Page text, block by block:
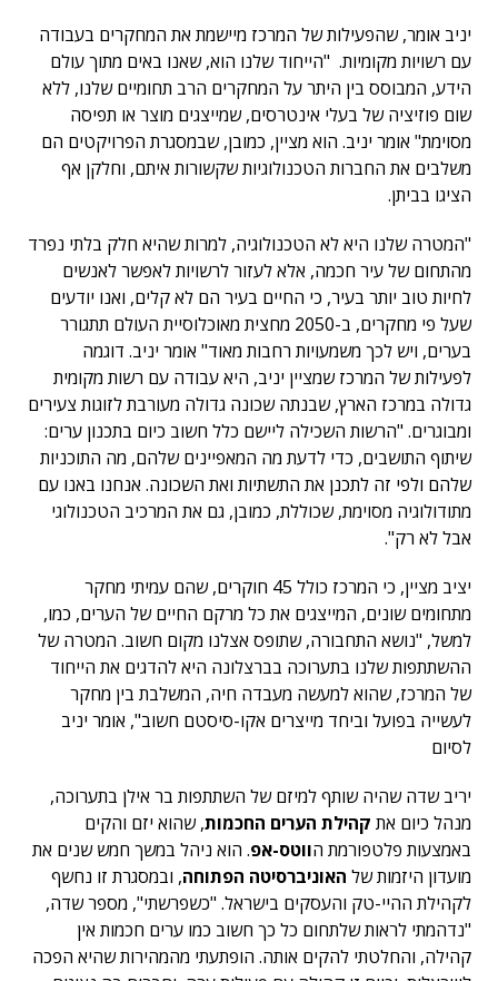
יניב אומר, שהפעילות של המרכז מיישמת את המחקרים בעבודה
עם רשויות מקומיות. "הייחוד שלנו הוא, שאנו באים מתוך עולם
הידע, המבוסס בין היתר על המחקרים הרב תחומיים שלנו, ללא
שום פוזיציה של בעלי אינטרסים, שמייצגים מוצר או תפיסה
מסוימת" אומר יניב. הוא מציין, כמובן, שבמסגרת הפרויקטים הם
משלבים את החברות הטכנולוגיות שקשורות איתם, וחלקן אף
הציגו בביתן.
"המטרה שלנו היא לא הטכנולוגיה, למרות שהיא חלק בלתי נפרד
מהתחום של עיר חכמה, אלא לעזור לרשויות לאפשר לאנשים
לחיות טוב יותר בעיר, כי החיים בעיר הם לא קלים, ואנו יודעים
שעל פי מחקרים, ב-2050 מחצית מאוכלוסיית העולם תתגורר
בערים, ויש לכך משמעויות רחבות מאוד" אומר יניב. דוגמה
לפעילות של המרכז שמציין יניב, היא עבודה עם רשות מקומית
גדולה במרכז הארץ, שבנתה שכונה גדולה מעורבת לזוגות צעירים
ומבוגרים. "הרשות השכילה ליישם כלל חשוב כיום בתכנון ערים:
שיתוף התושבים, כדי לדעת מה המאפיינים שלהם, מה התוכניות
שלהם ולפי זה לתכנן את התשתיות ואת השכונה. אנחנו באנו עם
מתודולוגיה מסוימת, שכוללת, כמובן, גם את המרכיב הטכנולוגי
אבל לא רק".
יציב מציין, כי המרכז כולל 45 חוקרים, שהם עמיתי מחקר
מתחומים שונים, המייצגים את כל מרקם החיים של הערים, כמו,
למשל, "נושא התחבורה, שתופס אצלנו מקום חשוב. המטרה של
ההשתתפות שלנו בתערוכה בברצלונה היא להדגים את הייחוד
של המרכז, שהוא למעשה מעבדה חיה, המשלבת בין מחקר
לעשייה בפועל וביחד מייצרים אקו-סיסטם חשוב", אומר יניב
לסיום
יריב שדה שהיה שותף למיזם של השתתפות בר אילן בתערוכה,
מנהל כיום את קהילת הערים החכמות, שהוא יזם והקים
באמצעות פלטפורמת הווטס-אפ. הוא ניהל במשך חמש שנים את
מועדון היזמות של האוניברסיטה הפתוחה, ובמסגרת זו נחשף
לקהילת ההיי-טק והעסקים בישראל. "כשפרשתי", מספר שדה,
"נדהמתי לראות שלתחום כל כך חשוב כמו ערים חכמות אין
קהילה, והחלטתי להקים אותה. הופתעתי מהמהירות שהיא הפכה